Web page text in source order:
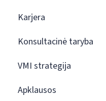
Karjera
Konsultacinė taryba
VMI strategija
Apklausos